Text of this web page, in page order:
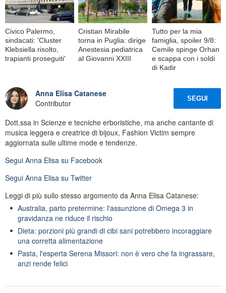
Civico Palermo,
sindacati: 'Cluster
Klebsiella risolto,
trapianti proseguiti'
Cristian Mirabile
torna in Puglia: dirige
Anestesia pediatrica
al Giovanni XXIII
Tutto per la mia
famiglia, spoiler 9/8:
Cemile spinge Orhan
e scappa con i soldi
di Kadir
Anna Elisa Catanese
Contributor
SEGUI
Dott.ssa in Scienze e tecniche erboristiche, ma anche cantante di
musica leggera e creatrice di bijoux, Fashion Victim sempre
aggiornata sulle ultime mode e tendenze.
Segui Anna Elisa su Facebook
Segui Anna Elisa su Twitter
Leggi di più sullo stesso argomento da Anna Elisa Catanese:
Australia, parto pretermine: l'assunzione di Omega 3 in
gravidanza ne riduce il rischio
Dieta: porzioni più grandi di cibi sani potrebbero incoraggiare
una corretta alimentazione
Pasta, l'esperta Serena Missori: non è vero che fa ingrassare,
anzi rende felici